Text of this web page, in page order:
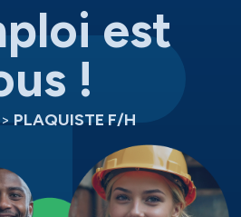
est
!
> PLAQUISTE F/H